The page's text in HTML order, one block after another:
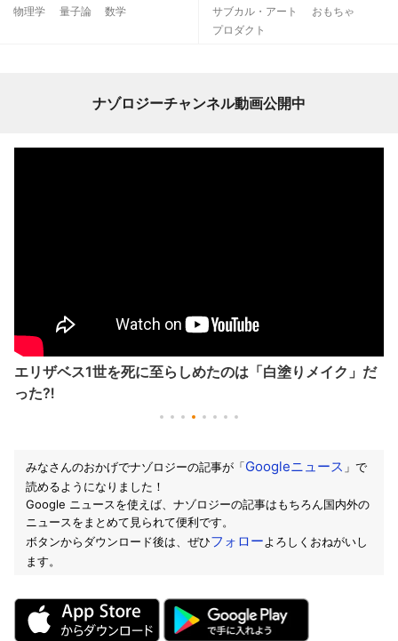
物理学 量子論 数学 サブカル・アート
おもちゃ
プロダクト
ナゾロジーチャンネル動画公開中
エリザベス1世を死に至らしめたのは「白塗りメイク」だ
った⁈
みなさんのおかげでナゾロジーの記事が「Googleニュース 」で
読めるようになりました！
Google ニュースを使えば、ナゾロジーの記事はもちろん国内外の
ニュースをまとめて見られて便利です。
ボタンからダウンロード後は、ぜひフォローよろしくおねがいし
ます。